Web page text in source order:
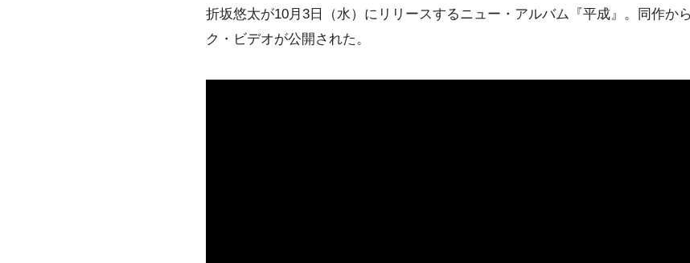
折坂悠太が10月3日（水）にリリースするニュー・アルバム『平成』。同作か
ク・ビデオが公開された。